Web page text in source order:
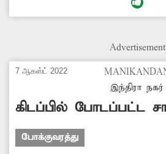
நடவடிக்கை எடுப்பார்களா?
Advertisement
7 ஆகஸ்ட் 2022
இந்திரா நகர்
கிடப்பில் போடப்பட்ட
போக்குவரத்து